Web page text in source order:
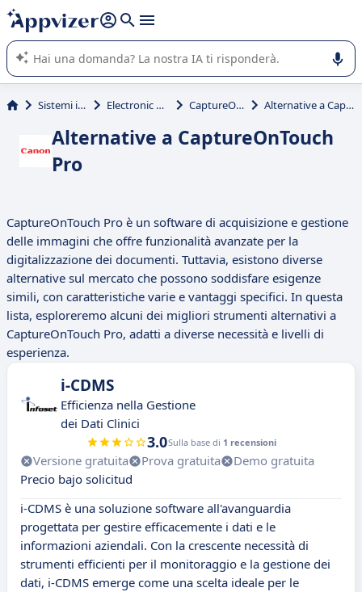
righe con
shift + enter
L'IA di Appvizer vi guida nell'utilizzo o nella scelta di un
software SaaS per la vostra azienda.
Sistemi informativi Electronic Data Capture CaptureOnTouch Pro Alternative a CaptureOnTouch Pro
Alternative a CaptureOnTouch
Pro
CaptureOnTouch Pro è un software di acquisizione e gestione
delle immagini che offre funzionalità avanzate per la
digitalizzazione dei documenti. Tuttavia, esistono diverse
alternative sul mercato che possono soddisfare esigenze
simili, con caratteristiche varie e vantaggi specifici. In questa
lista, esploreremo alcuni dei migliori strumenti alternativi a
CaptureOnTouch Pro, adatti a diverse necessità e livelli di
esperienza.
i-CDMS
Efficienza nella Gestione
dei Dati Clinici
3.0Sulla base di 1 recensioni
Versione gratuita Prova gratuita
Demo gratuita
Precio bajo solicitud
i-CDMS è una soluzione software all'avanguardia
progettata per gestire efficacemente i dati e le
informazioni aziendali. Con la crescente necessità di
strumenti efficienti per il monitoraggio e la gestione dei
dati, i-CDMS emerge come una scelta ideale per le